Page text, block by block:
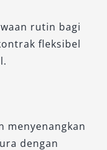
Ruang kabin
Avanza
lepas
maupun
rutin bagi
fleksibel
menyenangkan
dengan